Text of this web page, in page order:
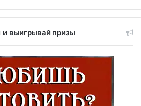
выигрывай призы